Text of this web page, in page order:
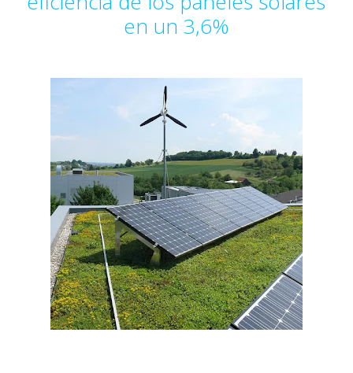
Conoce cual es el mejor calentador solar de
México
en un 3,6%